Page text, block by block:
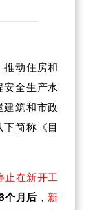
动住房和
安全生产水
筑和市政
简称《目
止在新开工
个月后 ， 新